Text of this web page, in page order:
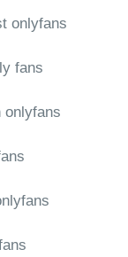
onlyfans
fans
onlyfans